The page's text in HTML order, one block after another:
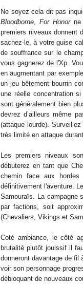
Ne soyez cela dit pas
Bloodborne,For Honorne
premiers niveauxdonnent
sachez-le, à votre guise
de souffrance sur le
vous gagnerez de l'Xp.
en augmentant par
un jeu bêtement bourrin
une réelle concentration
sont généralement bien
devrezd’ailleurs même
(attaque lourde).
très limité en attaque
Les premiers niveaux
débuterez en tant que
chemin face aux hordes
définitivement l'aventure.
Samouraïs. La campagne
par factions, soit
(Chevaliers, Vikings et
Coté ambiance, le côté
brutalité plutôt jouissif il
donneront davantage de fil
voir son personnage
débloquant de nouveaux